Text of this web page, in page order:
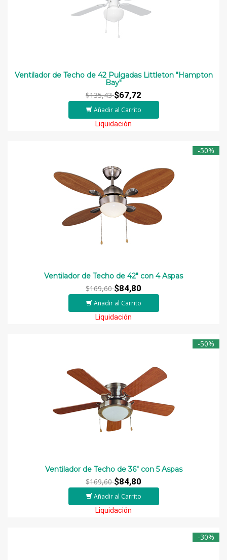
Ventilador de Techo de 42 Pulgadas Littleton "Hampton
Bay"
$135,43$67,72
Añadir al Carrito
Liquidación
-50%
Ventilador de Techo de 42" con 4 Aspas
$169,60$84,80
Añadir al Carrito
Liquidación
-50%
Ventilador de Techo de 36" con 5 Aspas
$169,60$84,80
Añadir al Carrito
Liquidación
-30%